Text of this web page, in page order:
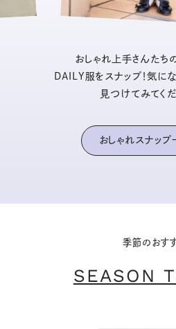
おしゃれ上手さんたち
DAILY服をスナップ！気に
見つけてみてくだ
おしゃれスナップ
季節のおす
SEASON